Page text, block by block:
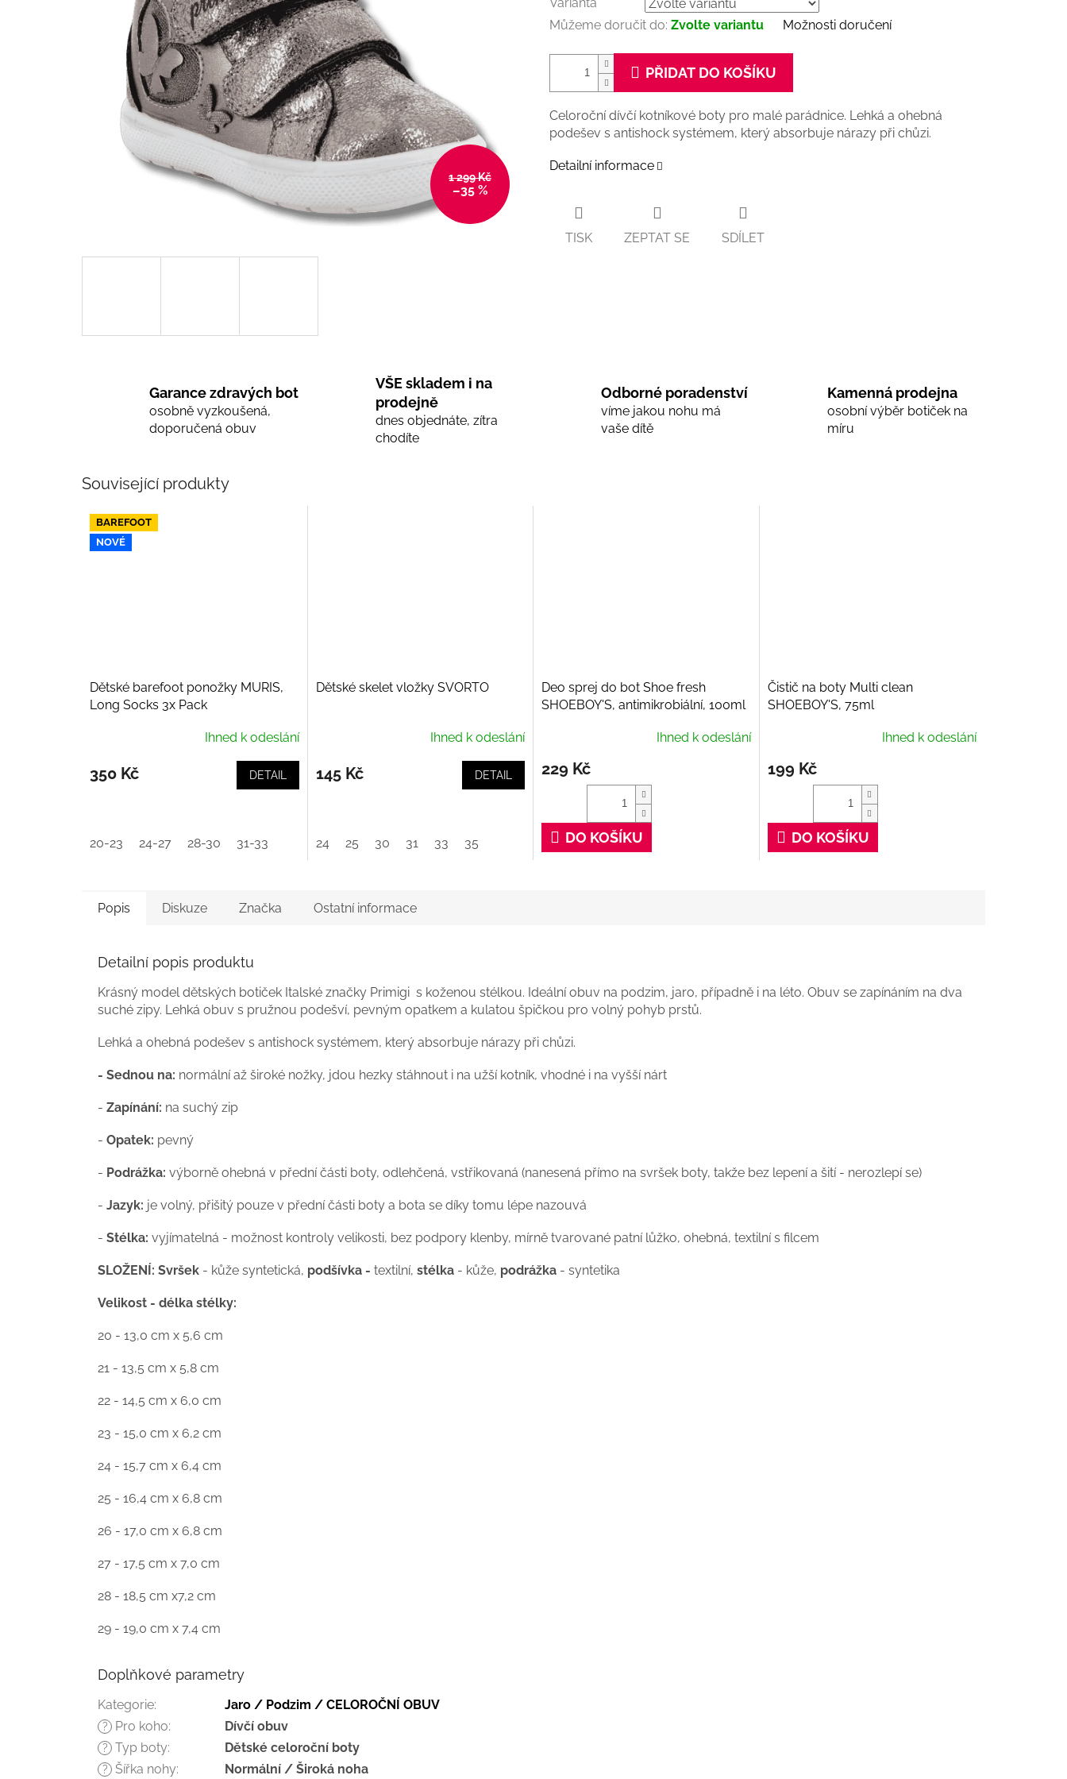
1 299 Kč
–35 %
Varianta
Můžeme doručit do: Zvolte variantu Možnosti doručení
PŘIDAT DO KOŠÍKU
Celoroční dívčí kotníkové boty pro malé parádnice. Lehká a ohebná
podešev s antishock systémem, který absorbuje nárazy při chůzi.
Detailní informace
TISK ZEPTAT SE SDÍLET
Garance zdravých bot
osobně vyzkoušená,
doporučená obuv
VŠE skladem i na
prodejně
dnes objednáte, zítra
chodíte
Odborné poradenství
víme jakou nohu má
vaše dítě
Kamenná prodejna
osobní výběr botiček na
míru
Související produkty
BAREFOOT
NOVÉ
Dětské barefoot ponožky MURIS,
Long Socks 3x Pack
Ihned k odeslání
350 Kč DETAIL
20-23 24-27 28-30 31-33
Dětské skelet vložky SVORTO
Ihned k odeslání
145 Kč DETAIL
24 25 30 31 33 35
Deo sprej do bot Shoe fresh
SHOEBOY'S, antimikrobiální, 100ml
Ihned k odeslání
229 Kč
DO KOŠÍKU
Čistič na boty Multi clean
SHOEBOY'S, 75ml
Ihned k odeslání
199 Kč
DO KOŠÍKU
Popis Diskuze Značka Ostatní informace
Detailní popis produktu
Krásný model dětských botiček Italské značky Primigi s koženou stélkou. Ideální obuv na podzim, jaro, případně i na léto. Obuv se zapínáním na dva
suché zipy. Lehká obuv s pružnou podešví, pevným opatkem a kulatou špičkou pro volný pohyb prstů.
Lehká a ohebná podešev s antishock systémem, který absorbuje nárazy při chůzi.
- Sednou na: normální až široké nožky, jdou hezky stáhnout i na užší kotník, vhodné i na vyšší nárt
- Zapínání: na suchý zip
- Opatek: pevný
- Podrážka: výborně ohebná v přední části boty, odlehčená, vstřikovaná (nanesená přímo na svršek boty, takže bez lepení a šití - nerozlepí se)
- Jazyk: je volný, přišitý pouze v přední části boty a bota se díky tomu lépe nazouvá
- Stélka: vyjímatelná - možnost kontroly velikosti, bez podpory klenby, mírně tvarované patní lůžko, ohebná, textilní s filcem
SLOŽENÍ: Svršek - kůže syntetická, podšívka - textilní, stélka - kůže, podrážka - syntetika
Velikost - délka stélky:
20 - 13,0 cm x 5,6 cm
21 - 13,5 cm x 5,8 cm
22 - 14,5 cm x 6,0 cm
23 - 15,0 cm x 6,2 cm
24 - 15,7 cm x 6,4 cm
25 - 16,4 cm x 6,8 cm
26 - 17,0 cm x 6,8 cm
27 - 17,5 cm x 7,0 cm
28 - 18,5 cm x7,2 cm
29 - 19,0 cm x 7,4 cm
Doplňkové parametry
Kategorie: Jaro / Podzim / CELOROČNÍ OBUV
? Pro koho: Dívčí obuv
? Typ boty: Dětské celoroční boty
? Šířka nohy: Normální / Široká noha